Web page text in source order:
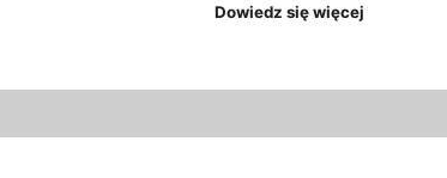
Dowiedz się więcej